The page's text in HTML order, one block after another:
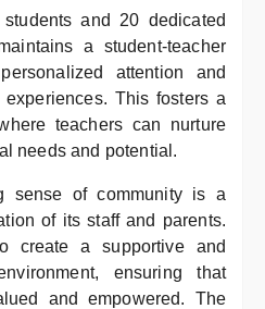
and 20 dedicated
a student-teacher
attention and
This fosters a
teachers can nurture
needs and potential.
sense of community is a
of its staff and parents.
create a supportive and
ensuring that
and empowered. The